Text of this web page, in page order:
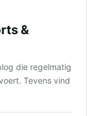
&
die regelmatig
Tevens vind